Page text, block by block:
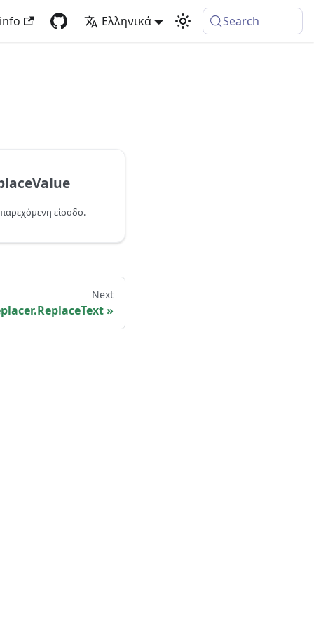
Ελληνικά Search
παρεχόμενη είσοδο.
Next